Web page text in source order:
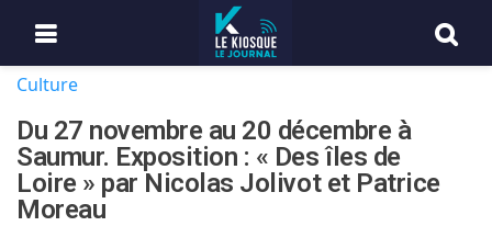
Culture
Du 27 novembre au 20 décembre à
Saumur. Exposition : « Des îles de
Loire » par Nicolas Jolivot et Patrice
Moreau